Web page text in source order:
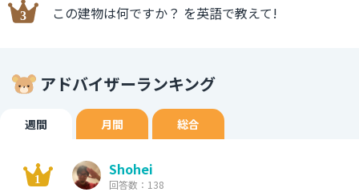
この建物は何ですか？ を英語で教えて!
アドバイザーランキング
週間 月間 総合
Shohei
回答数：138